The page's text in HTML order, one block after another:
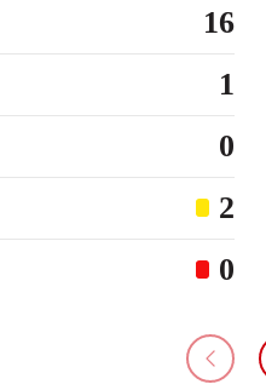
16
1
0
2
0